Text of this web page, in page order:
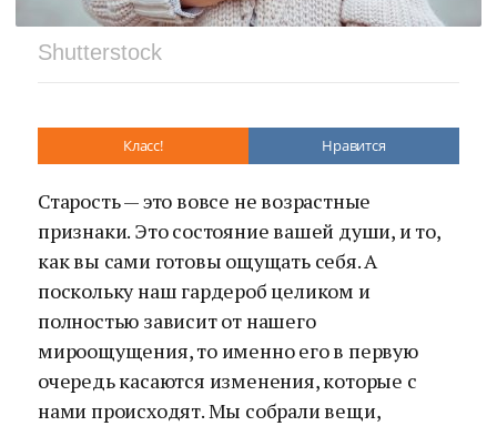
Shutterstock
Класс! Нравится
Старость — это вовсе не возрастные
признаки. Это состояние вашей души, и то,
как вы сами готовы ощущать себя. А
поскольку наш гардероб целиком и
полностью зависит от нашего
мироощущения, то именно его в первую
очередь касаются изменения, которые с
нами происходят. Мы собрали вещи,